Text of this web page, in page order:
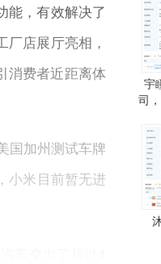
能，有效解决了
店展厅亮相，
消费者近距离体
国加州测试车牌
小米目前暂无进
车交出了超过4
宇
司